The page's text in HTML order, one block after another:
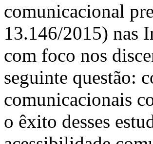
comunicacional
13.146/2015) nas
com foco nos
seguinte questão:
comunicacionais
o êxito desses